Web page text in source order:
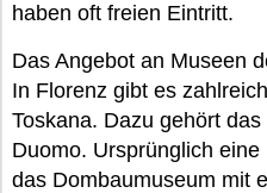
haben oft freien Eintritt.
Das Angebot an Museen
In Florenz gibt es
Toskana. Dazu gehört das
Duomo. Ursprünglich
das Dombaumuseum mit